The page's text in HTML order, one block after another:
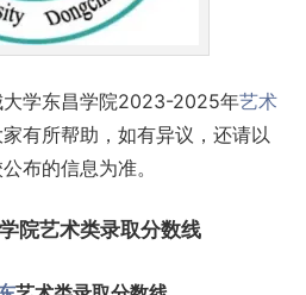
大学东昌学院2023-2025年艺术
有所帮助，如有异议，还请以
布的信息为准。
院艺术类录取分数线